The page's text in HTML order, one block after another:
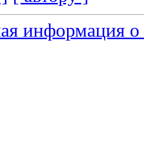
информация о